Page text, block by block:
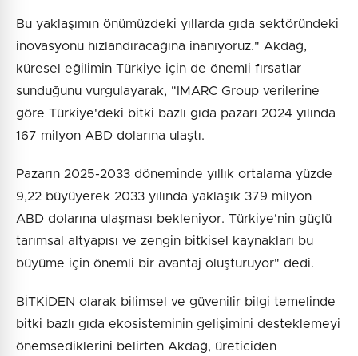
Bu yaklaşımın önümüzdeki yıllarda gıda sektöründeki
inovasyonu hızlandıracağına inanıyoruz." Akdağ,
küresel eğilimin Türkiye için de önemli fırsatlar
sunduğunu vurgulayarak, "IMARC Group verilerine
göre Türkiye'deki bitki bazlı gıda pazarı 2024 yılında
167 milyon ABD dolarına ulaştı.
Pazarın 2025-2033 döneminde yıllık ortalama yüzde
9,22 büyüyerek 2033 yılında yaklaşık 379 milyon
ABD dolarına ulaşması bekleniyor. Türkiye'nin güçlü
tarımsal altyapısı ve zengin bitkisel kaynakları bu
büyüme için önemli bir avantaj oluşturuyor" dedi.
BİTKİDEN olarak bilimsel ve güvenilir bilgi temelinde
bitki bazlı gıda ekosisteminin gelişimini desteklemeyi
önemsediklerini belirten Akdağ, üreticiden